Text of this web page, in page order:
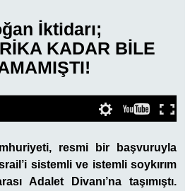
İktidarı;
KADAR BİLE
resmi bir başvuruyla
sistemli ve istemli soykırım
Adalet Divanı’na taşımıştı.